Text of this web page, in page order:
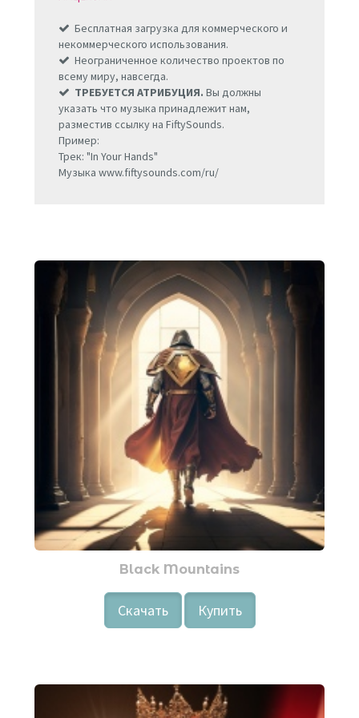
Бесплатная загрузка для коммерческого и
некоммерческого использования.
Неограниченное количество проектов по
всему миру, навсегда.
ТРЕБУЕТСЯ АТРИБУЦИЯ. Вы должны
указать что музыка принадлежит нам,
разместив ссылку на FiftySounds.
Пример:
Трек: "In Your Hands"
Музыка www.fiftysounds.com/ru/
Black Mountains
Скачать Купить